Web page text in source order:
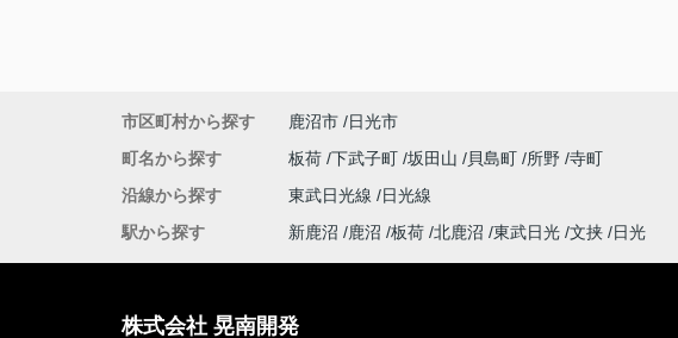
市区町村から探す 鹿沼市
日光市
町名から探す
板荷 下武子町 坂田山 貝島町 所野 寺町
沿線から探す
東武日光線
日光線
駅から探す
新鹿沼 鹿沼 板荷 北鹿沼 東武日光 文挟 日光
株式会社 晃南開発